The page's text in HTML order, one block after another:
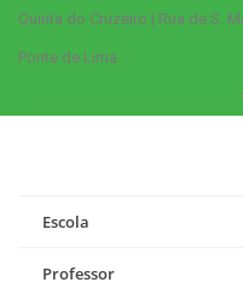
Quinta do Cruzeiro | Rua de S.
Ponte de Lima
Escola
Professor